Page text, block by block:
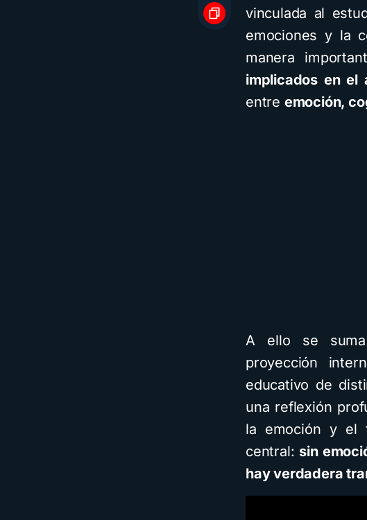
vinculada al
emociones y la
manera
implicados en el
entre emoción,
A ello se suma
proyección
educativo de
una reflexión
la emoción y el
central: sin
hay verdadera